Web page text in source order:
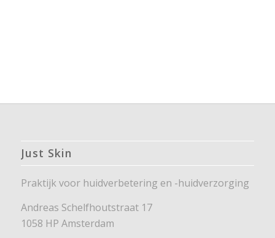
Just Skin
Praktijk voor huidverbetering en -huidverzorging
Andreas Schelfhoutstraat 17
1058 HP Amsterdam